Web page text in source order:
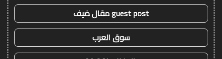
guest post مقال ضيف
سوق العرب